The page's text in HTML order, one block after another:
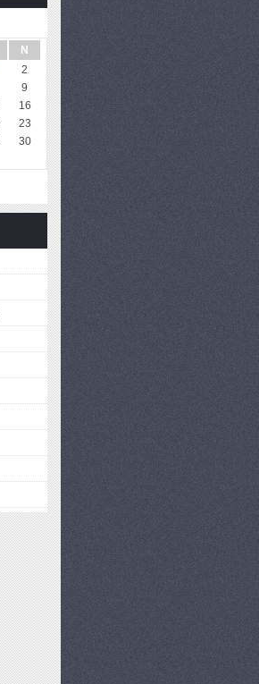
N
2
9
16
23
30